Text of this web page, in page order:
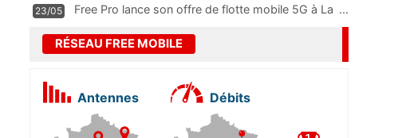
23/05 Free Pro lance son offre de flotte mobile 5G à La ...
RÉSEAU FREE MOBILE
Antennes Débits